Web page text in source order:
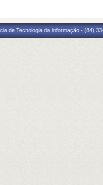
de Tecnologia da Informação - (84)